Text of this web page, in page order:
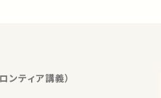
ティア講義）